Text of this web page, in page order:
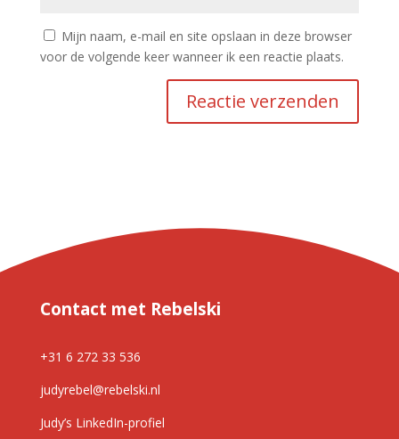
Mijn naam, e-mail en site opslaan in deze browser
voor de volgende keer wanneer ik een reactie plaats.
Contact met Rebelski
+31 6 272 33 536
judyrebel@rebelski.nl
Judy’s LinkedIn-profiel